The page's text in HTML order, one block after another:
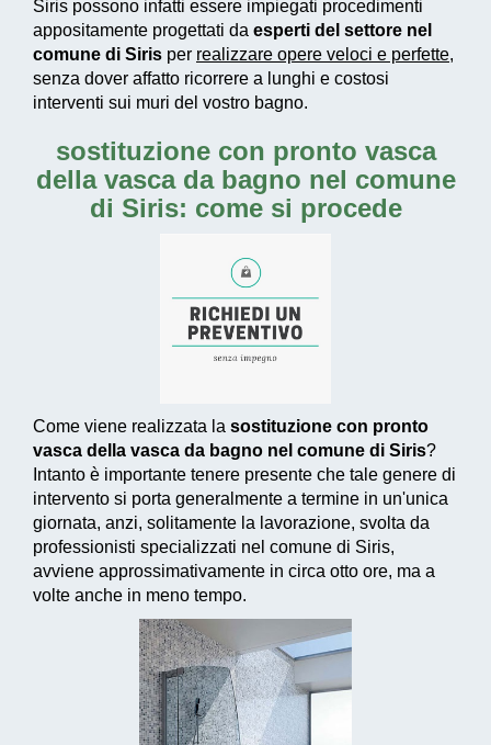
Siris possono infatti essere impiegati procedimenti
appositamente progettati da esperti del settore nel
comune di Siris per realizzare opere veloci e perfette,
senza dover affatto ricorrere a lunghi e costosi
interventi sui muri del vostro bagno.
sostituzione con pronto vasca
della vasca da bagno nel comune
di Siris: come si procede
Come viene realizzata la sostituzione con pronto
vasca della vasca da bagno nel comune di Siris?
Intanto è importante tenere presente che tale genere di
intervento si porta generalmente a termine in un'unica
giornata, anzi, solitamente la lavorazione, svolta da
professionisti specializzati nel comune di Siris,
avviene approssimativamente in circa otto ore, ma a
volte anche in meno tempo.